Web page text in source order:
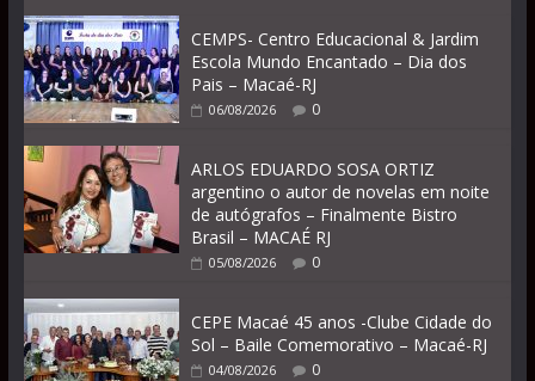
CEMPS- Centro Educacional & Jardim
Escola Mundo Encantado – Dia dos
Pais – Macaé-RJ
06/08/2026 0
ARLOS EDUARDO SOSA ORTIZ
argentino o autor de novelas em noite
de autógrafos – Finalmente Bistro
Brasil – MACAÉ RJ
05/08/2026 0
CEPE Macaé 45 anos -Clube Cidade do
Sol – Baile Comemorativo – Macaé-RJ
04/08/2026 0